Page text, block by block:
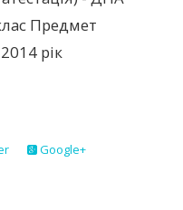
Предмет
рік
Google+